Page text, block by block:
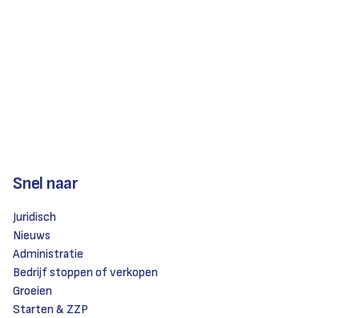
Snel naar
Juridisch
Nieuws
Administratie
Bedrijf stoppen of verkopen
Groeien
Starten & ZZP